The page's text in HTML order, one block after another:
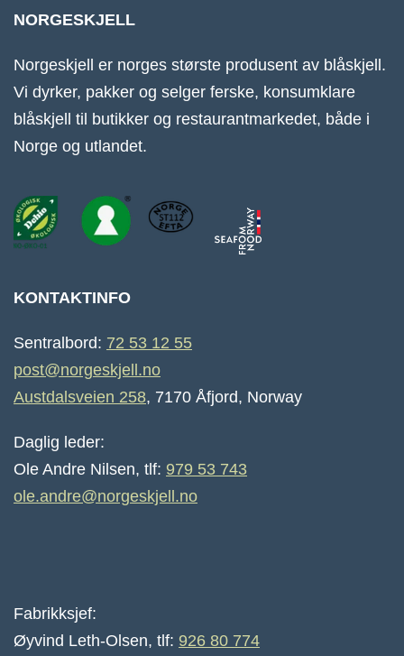
NORGESKJELL
Norgeskjell er norges største produsent av blåskjell.
Vi dyrker, pakker og selger ferske, konsumklare
blåskjell til butikker og restaurantmarkedet, både i
Norge og utlandet.
KONTAKTINFO
Sentralbord: 72 53 12 55
post@norgeskjell.no
Austdalsveien 258, 7170 Åfjord, Norway
Daglig leder:
Ole Andre Nilsen, tlf: 979 53 743
ole.andre@norgeskjell.no
Fabrikksjef:
Øyvind Leth-Olsen, tlf: 926 80 774